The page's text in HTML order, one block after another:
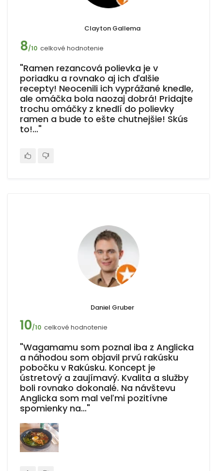
Clayton Gallema
8/10 celkové hodnotenie
"Ramen rezancová polievka je v
poriadku a rovnako aj ich ďalšie
recepty! Neocenili ich vyprážané knedle,
ale omáčka bola naozaj dobrá! Pridajte
trochu omáčky z knedlí do polievky
ramen a bude to ešte chutnejšie! Skús
to!…"
Daniel Gruber
10/10 celkové hodnotenie
"Wagamamu som poznal iba z Anglicka
a náhodou som objavil prvú rakúsku
pobočku v Rakúsku. Koncept je
ústretový a zaujímavý. Kvalita a služby
boli rovnako dokonalé. Na návštevu
Anglicka som mal veľmi pozitívne
spomienky na…"